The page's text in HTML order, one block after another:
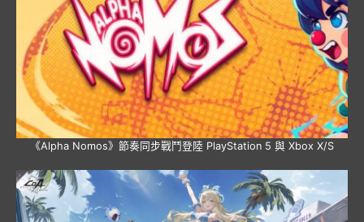
《Alpha Nomos》節奏同步戰鬥登陸 PlayStation 5 與 Xbox X/S